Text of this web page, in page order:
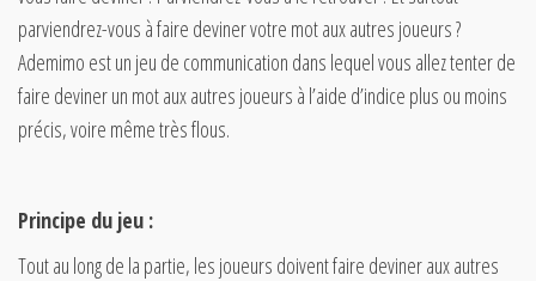
parviendrez-vous à faire deviner votre mot aux autres joueurs ?
Ademimo est un jeu de communication dans lequel vous allez tenter de
faire deviner un mot aux autres joueurs à l’aide d’indice plus ou moins
précis, voire même très flous.
Principe du jeu :
Tout au long de la partie, les joueurs doivent faire deviner aux autres